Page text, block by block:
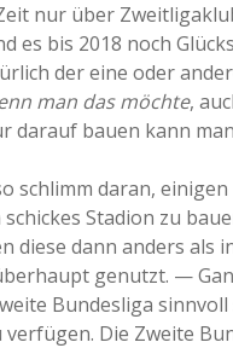
nur über
es bis 2018 noch
der eine oder
man das möchte,
darauf bauen kann
schlimm daran, einigen
Stadion zu
diese dann anders als
genutzt. —
Bundesliga
verfügen. Die Zweite